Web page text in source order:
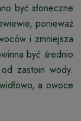
być słoneczne
ponieważ
i zmniejsza
być średnio
zastoin wody.
a owoce